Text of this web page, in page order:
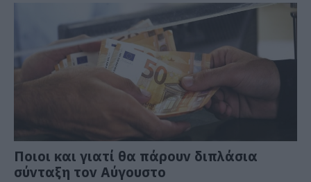
Ποιοι και γιατί θα πάρουν διπλάσια
σύνταξη τον Αύγουστο